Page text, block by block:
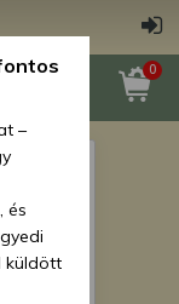
0
–
és
küldött